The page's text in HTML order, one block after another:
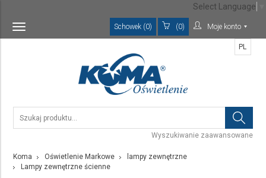
Toggle
navigation
Schowek (0) (0) Moje konto
Wyszukiwanie zaawansowane
PL
Koma Oświetlenie Markowe
lampy zewnętrzne
Lampy zewnętrzne ścienne
Select Language